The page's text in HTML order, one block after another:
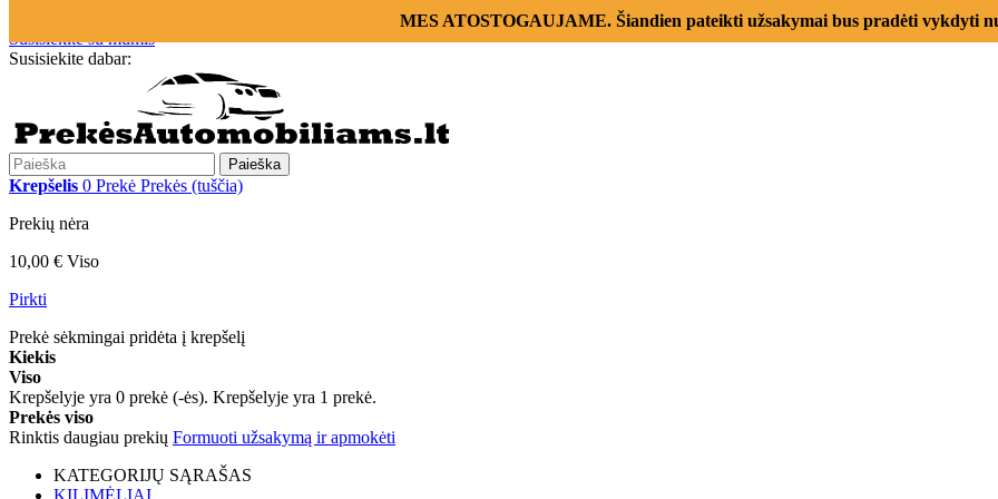
MES ATOSTOGAUJAME. Šiandien pateikti užsakymai bus pradėti vykdyti
Susisiekite su mumis
Susisiekite dabar:
Paieška
Krepšelis 0 Prekė Prekės (tuščia)
Prekių nėra
10,00 € Viso
Pirkti
Prekė sėkmingai pridėta į krepšelį
Kiekis
Viso
Krepšelyje yra 0 prekė (-ės). Krepšelyje yra 1 prekė.
Prekės viso
Rinktis daugiau prekių Formuoti užsakymą ir apmokėti
KATEGORIJŲ SĄRAŠAS
KILIMĖLIAI